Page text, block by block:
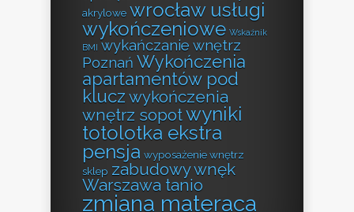
akrylowe wrocław usługi
wykończeniowe Wskaźnik
BMI wykańczanie wnętrz
Poznań Wykończenia
apartamentów pod
klucz wykończenia
wnętrz sopotwyniki
totolotka ekstra
pensja wyposażenie wnętrz
sklep zabudowy wnęk
Warszawa tanio
zmiana materaca